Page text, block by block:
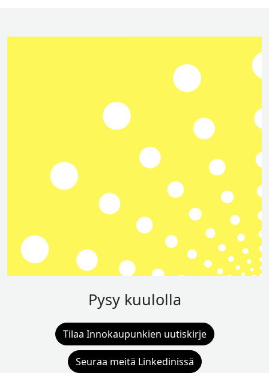
Pysy kuulolla
Tilaa Innokaupunkien uutiskirje
Seuraa meitä Linkedinissä